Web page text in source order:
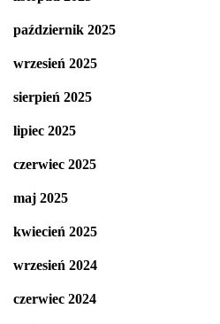
październik 2025
wrzesień 2025
sierpień 2025
lipiec 2025
czerwiec 2025
maj 2025
kwiecień 2025
wrzesień 2024
czerwiec 2024